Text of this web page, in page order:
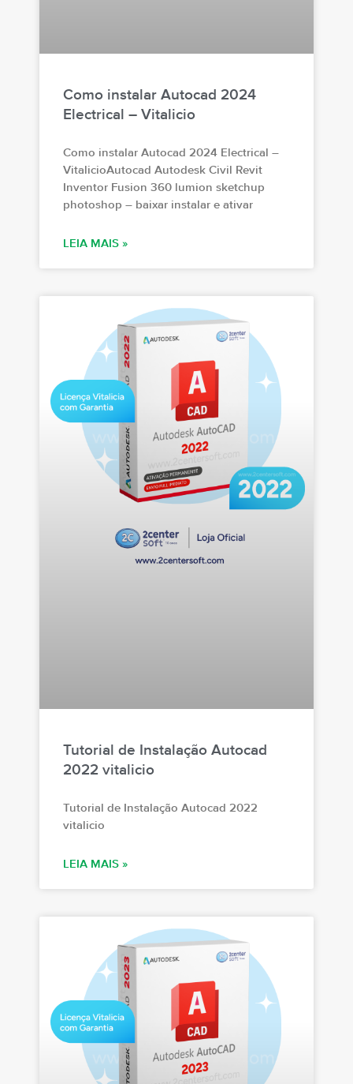
Como instalar Autocad 2024
Electrical – Vitalicio
Como instalar Autocad 2024 Electrical –
VitalicioAutocad Autodesk Civil Revit
Inventor Fusion 360 lumion sketchup
photoshop – baixar instalar e ativar
LEIA MAIS »
Tutorial de Instalação Autocad
2022 vitalicio
Tutorial de Instalação Autocad 2022
vitalicio
LEIA MAIS »